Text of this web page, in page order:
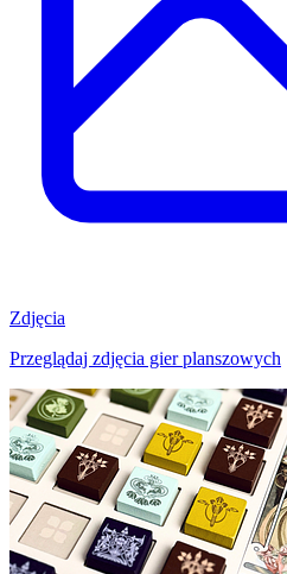
Zdjęcia
Przeglądaj zdjęcia gier planszowych